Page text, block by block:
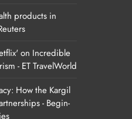
products in
on Incredible
- ET TravelWorld
How the Kargil
- Begin-